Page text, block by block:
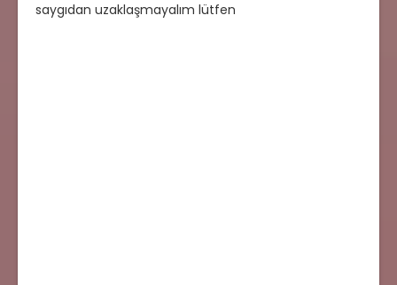
saygıdan uzaklaşmayalım lütfen